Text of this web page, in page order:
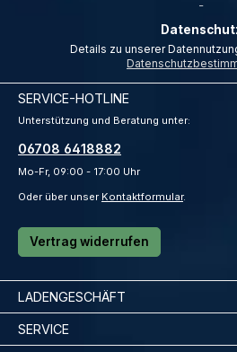
SERVICE-HOTLINE
Unterstützung und Beratung unter:
06708 6418882
Mo-Fr, 09:00 - 17:00 Uhr
Oder über unser Kontaktformular.
Vertrag widerrufen
LADENGESCHÄFT
SERVICE